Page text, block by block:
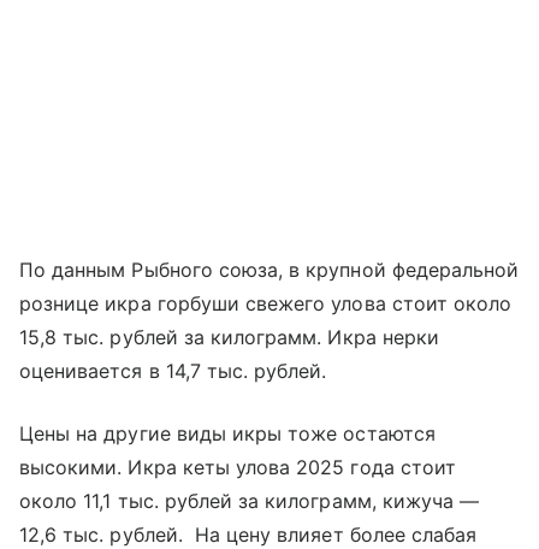
По данным Рыбного союза, в крупной федеральной
рознице икра горбуши свежего улова стоит около
15,8 тыс. рублей за килограмм. Икра нерки
оценивается в 14,7 тыс. рублей.
Цены на другие виды икры тоже остаются
высокими. Икра кеты улова 2025 года стоит
около 11,1 тыс. рублей за килограмм, кижуча —
12,6 тыс. рублей. На цену влияет более слабая